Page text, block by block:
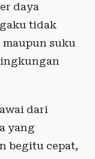
daya
tidak
maupun suku
dari
yang
begitu cepat,